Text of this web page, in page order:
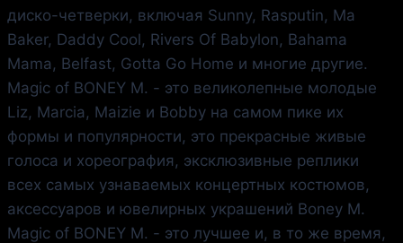
диско-четверки, включая Sunny, Rasputin, Ma
Baker, Daddy Cool, Rivers Of Babylon, Bahama
Mama, Belfast, Gotta Go Home и многие другие.
Magic of BONEY M. - это великолепные молодые
Liz, Marcia, Maizie и Bobby на самом пике их
формы и популярности, это прекрасные живые
голоса и хореография, эксклюзивные реплики
всех самых узнаваемых концертных костюмов,
аксессуаров и ювелирных украшений Boney M.
Magic of BONEY M. - это лучшее и, в то же время,